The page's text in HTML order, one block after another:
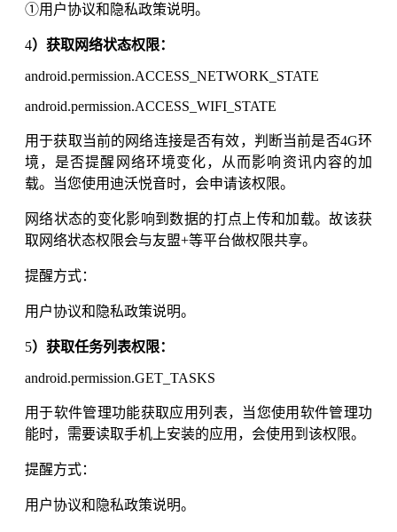
①用户协议和隐私政策说明。
4）获取网络状态权限：
android.permission.ACCESS_NETWORK_STATE
android.permission.ACCESS_WIFI_STATE
用于获取当前的网络连接是否有效，判断当前是否4G环
境，是否提醒网络环境变化，从而影响资讯内容的加
载。当您使用迪沃悦音时，会申请该权限。
网络状态的变化影响到数据的打点上传和加载。故该获
取网络状态权限会与友盟+等平台做权限共享。
提醒方式：
用户协议和隐私政策说明。
5）获取任务列表权限：
android.permission.GET_TASKS
用于软件管理功能获取应用列表，当您使用软件管理功
能时，需要读取手机上安装的应用，会使用到该权限。
提醒方式：
用户协议和隐私政策说明。